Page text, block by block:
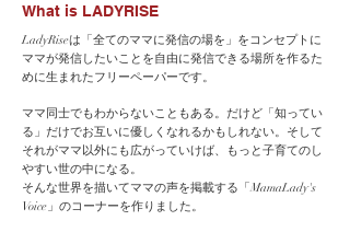
What is LADYRISE
LadyRiseは「全てのママに発信の場を」をコンセプトに
ママが発信したいことを自由に発信できる場所を作るた
めに生まれたフリーペーパーです。
ママ同士でもわからないこともある。だけど「知ってい
る」だけでお互いに優しくなれるかもしれない。そして
それがママ以外にも広がっていけば、もっと子育てのし
やすい世の中になる。
そんな世界を描いてママの声を掲載する「MamaLady's
Voice」のコーナーを作りました。